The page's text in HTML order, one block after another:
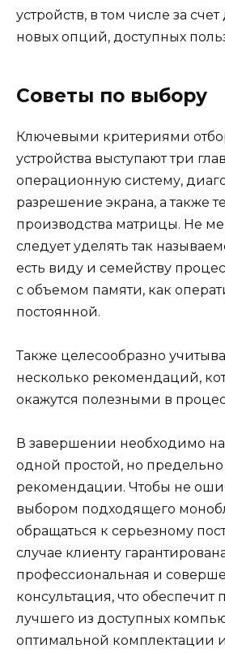
устройств, в том числе за
новых опций, доступных
Советы по выбору
Ключевыми критериями
устройства выступают три
операционную систему,
разрешение экрана, а также
производства матрицы. Не
следует уделять так
есть виду и семейству
с объемом памяти, как
постоянной.
Также целесообразно
несколько рекомендаций,
окажутся полезными в
В завершении необходимо
одной простой, но
рекомендации. Чтобы не
выбором подходящего
обращаться к серьезному
случае клиенту
профессиональная и
консультация, что обеспечит
лучшего из доступных
оптимальной комплектации